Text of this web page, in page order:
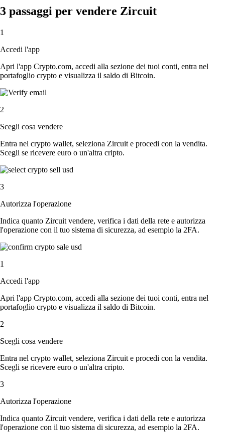
3 passaggi per vendere Zircuit
1
Accedi l'app
Apri l'app Crypto.com, accedi alla sezione dei tuoi conti, entra nel
portafoglio crypto e visualizza il saldo di Bitcoin.
2
Scegli cosa vendere
Entra nel crypto wallet, seleziona Zircuit e procedi con la vendita.
Scegli se ricevere euro o un'altra cripto.
3
Autorizza l'operazione
Indica quanto Zircuit vendere, verifica i dati della rete e autorizza
l'operazione con il tuo sistema di sicurezza, ad esempio la 2FA.
1
Accedi l'app
Apri l'app Crypto.com, accedi alla sezione dei tuoi conti, entra nel
portafoglio crypto e visualizza il saldo di Bitcoin.
2
Scegli cosa vendere
Entra nel crypto wallet, seleziona Zircuit e procedi con la vendita.
Scegli se ricevere euro o un'altra cripto.
3
Autorizza l'operazione
Indica quanto Zircuit vendere, verifica i dati della rete e autorizza
l'operazione con il tuo sistema di sicurezza, ad esempio la 2FA.